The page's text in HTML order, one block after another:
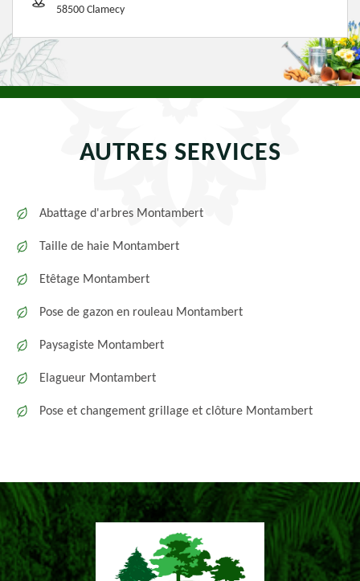
58500 Clamecy
AUTRES SERVICES
Abattage d'arbres Montambert
Taille de haie Montambert
Etêtage Montambert
Pose de gazon en rouleau Montambert
Paysagiste Montambert
Elagueur Montambert
Pose et changement grillage et clôture Montambert